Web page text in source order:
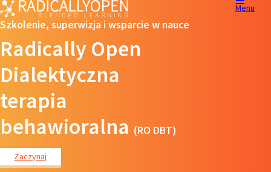
Menu
Szkolenie, superwizja i wsparcie w nauce
Radically Open
Dialektyczna
terapia
behawioralna (RO DBT)
Zaczynaj